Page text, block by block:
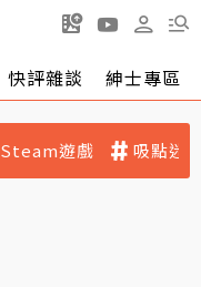
快評雜談 紳士專區
Steam遊戲 吸點迷